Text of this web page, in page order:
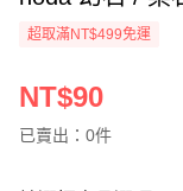
超取滿NT$499免運
NT$90
已賣出：0件